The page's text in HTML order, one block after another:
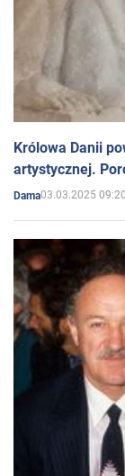
Królowa Danii
artystycznej.
Dama03.03.2025 09:20